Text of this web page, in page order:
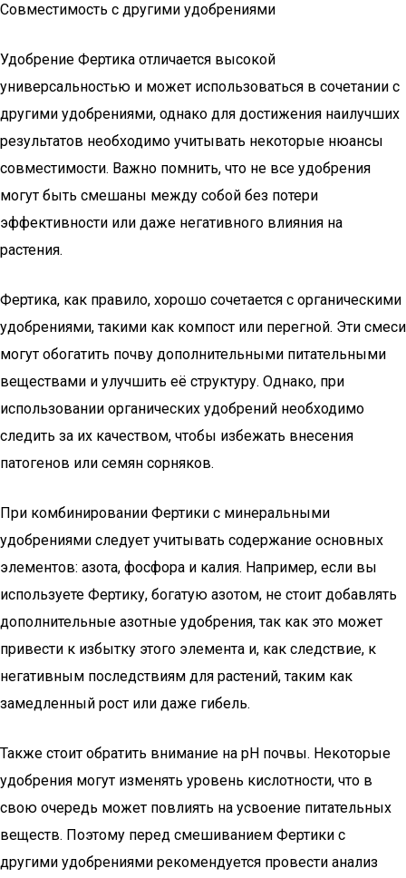
Совместимость с другими удобрениями
Удобрение Фертика отличается высокой
универсальностью и может использоваться в сочетании с
другими удобрениями, однако для достижения наилучших
результатов необходимо учитывать некоторые нюансы
совместимости. Важно помнить, что не все удобрения
могут быть смешаны между собой без потери
эффективности или даже негативного влияния на
растения.
Фертика, как правило, хорошо сочетается с органическими
удобрениями, такими как компост или перегной. Эти смеси
могут обогатить почву дополнительными питательными
веществами и улучшить её структуру. Однако, при
использовании органических удобрений необходимо
следить за их качеством, чтобы избежать внесения
патогенов или семян сорняков.
При комбинировании Фертики с минеральными
удобрениями следует учитывать содержание основных
элементов: азота, фосфора и калия. Например, если вы
используете Фертику, богатую азотом, не стоит добавлять
дополнительные азотные удобрения, так как это может
привести к избытку этого элемента и, как следствие, к
негативным последствиям для растений, таким как
замедленный рост или даже гибель.
Также стоит обратить внимание на pH почвы. Некоторые
удобрения могут изменять уровень кислотности, что в
свою очередь может повлиять на усвоение питательных
веществ. Поэтому перед смешиванием Фертики с
другими удобрениями рекомендуется провести анализ